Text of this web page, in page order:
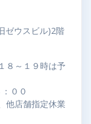
ゼウスビル)2階
～１９時は予
００
店舗指定休業